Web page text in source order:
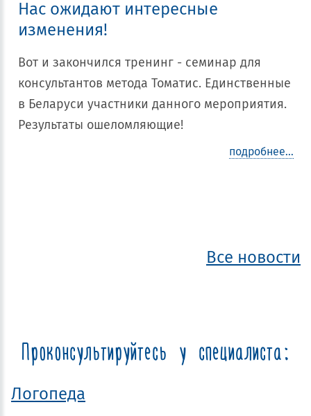
Нас ожидают интересные
изменения!
Вот и закончился тренинг - семинар для
консультантов метода Томатис. Единственные
в Беларуси участники данного мероприятия.
Результаты ошеломляющие!
подробнее...
Все новости
Проконсультируйтесь у специалиста:
Логопеда